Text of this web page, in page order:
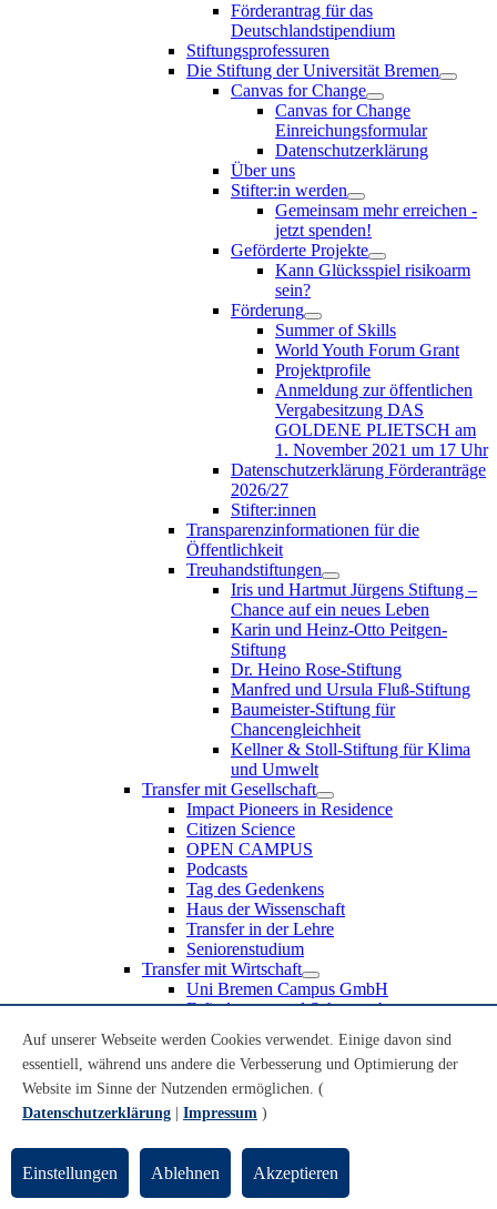
Förderantrag für das
Deutschlandstipendium
Stiftungsprofessuren
Die Stiftung der Universität Bremen
Canvas for Change
Canvas for Change
Einreichungsformular
Datenschutzerklärung
Über uns
Stifter:in werden
Gemeinsam mehr erreichen -
jetzt spenden!
Geförderte Projekte
Kann Glücksspiel risikoarm
sein?
Förderung
Summer of Skills
World Youth Forum Grant
Projektprofile
Anmeldung zur öffentlichen
Vergabesitzung DAS
GOLDENE PLIETSCH am
1. November 2021 um 17 Uhr
Datenschutzerklärung Förderanträge
2026/27
Stifter:innen
Transparenzinformationen für die
Öffentlichkeit
Treuhandstiftungen
Iris und Hartmut Jürgens Stiftung –
Chance auf ein neues Leben
Karin und Heinz-Otto Peitgen-
Stiftung
Dr. Heino Rose-Stiftung
Manfred und Ursula Fluß-Stiftung
Baumeister-Stiftung für
Chancengleichheit
Kellner & Stoll-Stiftung für Klima
und Umwelt
Transfer mit Gesellschaft
Impact Pioneers in Residence
Citizen Science
OPEN CAMPUS
Podcasts
Tag des Gedenkens
Haus der Wissenschaft
Transfer in der Lehre
Seniorenstudium
Transfer mit Wirtschaft
Uni Bremen Campus GmbH
Erfindungen und Schutzrechte
Recruiting an der Universität Bremen
Weiterbildung an der Universität Bremen
Transfer mit Schule
Schülerinnen und Schüler
Schulklassen
Lehrkräfte
Gründungsunterstützung
Auf unserer Webseite werden Cookies verwendet. Einige davon sind
essentiell, während uns andere die Verbesserung und Optimierung der
Website im Sinne der Nutzenden ermöglichen. (
Datenschutzerklärung
Impressum )
Einstellungen Ablehnen Akzeptieren